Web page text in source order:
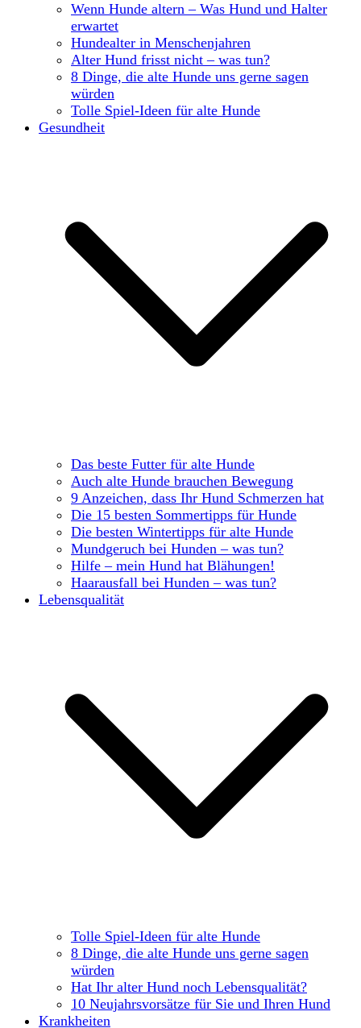
Wenn Hunde altern – Was Hund und Halter
erwartet
Hundealter in Menschenjahren
Alter Hund frisst nicht – was tun?
8 Dinge, die alte Hunde uns gerne sagen
würden
Tolle Spiel-Ideen für alte Hunde
Gesundheit
Das beste Futter für alte Hunde
Auch alte Hunde brauchen Bewegung
9 Anzeichen, dass Ihr Hund Schmerzen hat
Die 15 besten Sommertipps für Hunde
Die besten Wintertipps für alte Hunde
Mundgeruch bei Hunden – was tun?
Hilfe – mein Hund hat Blähungen!
Haarausfall bei Hunden – was tun?
Lebensqualität
Tolle Spiel-Ideen für alte Hunde
8 Dinge, die alte Hunde uns gerne sagen
würden
Hat Ihr alter Hund noch Lebensqualität?
10 Neujahrsvorsätze für Sie und Ihren Hund
Krankheiten